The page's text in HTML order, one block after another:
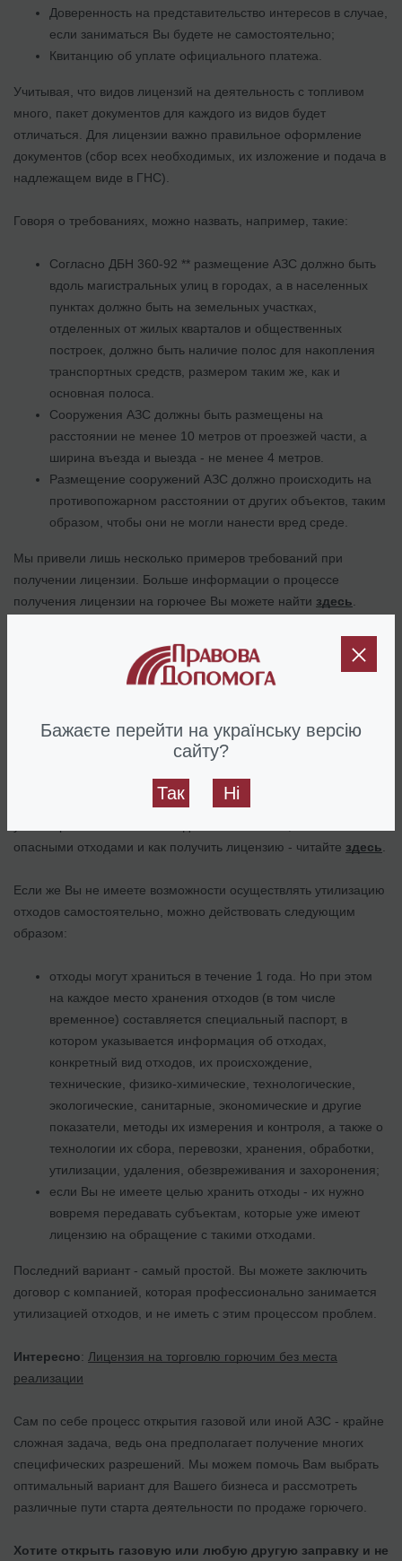
Доверенность на представительство интересов в случае,
если заниматься Вы будете не самостоятельно;
Квитанцию об уплате официального платежа.
Учитывая, что видов лицензий на деятельность с топливом
много, пакет документов для каждого из видов будет
отличаться. Для лицензии важно правильное оформление
документов (сбор всех необходимых, их изложение и подача в
надлежащем виде в ГНС).
Говоря о требованиях, можно назвать, например, такие:
Согласно ДБН 360-92 ** размещение АЗС должно быть
вдоль магистральных улиц в городах, а в населенных
пунктах должно быть на земельных участках,
отделенных от жилых кварталов и общественных
построек, должно быть наличие полос для накопления
транспортных средств, размером таким же, как и
основная полоса.
Сооружения АЗС должны быть размещены на
расстоянии не менее 10 метров от проезжей части, а
ширина въезда и выезда - не менее 4 метров.
Размещение сооружений АЗС должно происходить на
противопожарном расстоянии от других объектов, таким
образом, чтобы они не могли нанести вред среде.
Мы привели лишь несколько примеров требований при
получении лицензии. Больше информации о процессе
получения лицензии на горючее Вы можете найти здесь.
Наши юристы могут взять на себя всю работу по подготовке
документов для получения лицензии на топливо.
5. Лицензия на обращение с
опасными отходами.
может понадобиться Вам в том случае, если
Вы решите все делать самостоятельно, в том числе и
опасными отходами и как получить лицензию - читайте здесь.
Если же Вы не имеете возможности осуществлять утилизацию
отходов самостоятельно, можно действовать следующим
образом:
отходы могут храниться в течение 1 года. Но при этом
на каждое место хранения отходов (в том числе
временное) составляется специальный паспорт, в
котором указывается информация об отходах,
конкретный вид отходов, их происхождение,
технические, физико-химические, технологические,
экологические, санитарные, экономические и другие
показатели, методы их измерения и контроля, а также о
технологии их сбора, перевозки, хранения, обработки,
утилизации, удаления, обезвреживания и захоронения;
если Вы не имеете целью хранить отходы - их нужно
вовремя передавать субъектам, которые уже имеют
лицензию на обращение с такими отходами.
Последний вариант - самый простой. Вы можете заключить
договор с компанией, которая профессионально занимается
утилизацией отходов, и не иметь с этим процессом проблем.
Интересно: Лицензия на торговлю горючим без места
реализации
Сам по себе процесс открытия газовой или иной АЗС - крайне
сложная задача, ведь она предполагает получение многих
специфических разрешений. Мы можем помочь Вам выбрать
оптимальный вариант для Вашего бизнеса и рассмотреть
различные пути старта деятельности по продаже горючего.
Хотите открыть газовую или любую другую заправку и не
Бажаєте перейти на українську версію
сайту?
Так Ні